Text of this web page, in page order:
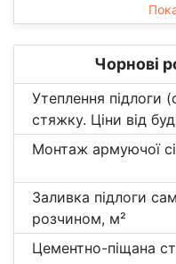
Чорнові
Утеплення підлоги
стяжку. Ціни від
Монтаж армуючої
Заливка підлоги
розчином, м²
Цементно-піщана